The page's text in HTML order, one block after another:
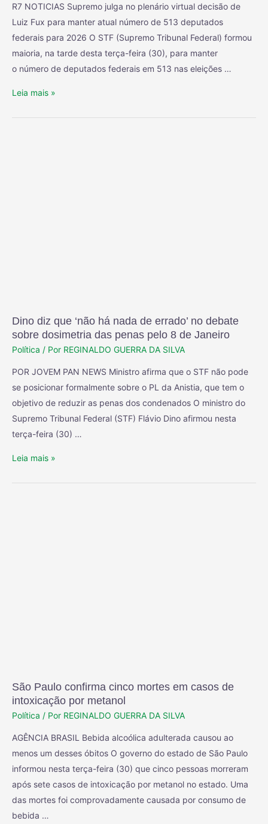
R7 NOTICIAS Supremo julga no plenário virtual decisão de
Luiz Fux para manter atual número de 513 deputados
federais para 2026 O STF (Supremo Tribunal Federal) formou
maioria, na tarde desta terça-feira (30), para manter
o número de deputados federais em 513 nas eleições …
Leia mais »
Dino diz que ‘não há nada de errado’ no debate
sobre dosimetria das penas pelo 8 de Janeiro
Política / Por REGINALDO GUERRA DA SILVA
POR JOVEM PAN NEWS Ministro afirma que o STF não pode
se posicionar formalmente sobre o PL da Anistia, que tem o
objetivo de reduzir as penas dos condenados O ministro do
Supremo Tribunal Federal (STF) Flávio Dino afirmou nesta
terça-feira (30) …
Leia mais »
São Paulo confirma cinco mortes em casos de
intoxicação por metanol
Política / Por REGINALDO GUERRA DA SILVA
AGÊNCIA BRASIL Bebida alcoólica adulterada causou ao
menos um desses óbitos O governo do estado de São Paulo
informou nesta terça-feira (30) que cinco pessoas morreram
após sete casos de intoxicação por metanol no estado. Uma
das mortes foi comprovadamente causada por consumo de
bebida …